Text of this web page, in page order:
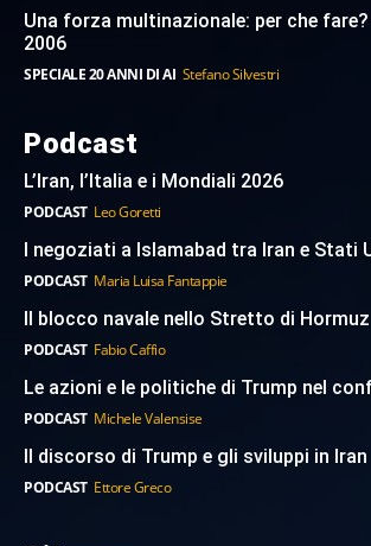
Una forza multinazionale: per che
2006
SPECIALE 20 ANNI DI AI Stefano Silvestri
Podcast
L’Iran, l’Italia e i Mondiali 2026
PODCAST Leo Goretti
I negoziati a Islamabad tra Iran e Stati
PODCAST Maria Luisa Fantappie
Il blocco navale nello Stretto di Hormuz
PODCAST Fabio Caffio
Le azioni e le politiche di Trump nel
PODCAST Michele Valensise
Il discorso di Trump e gli sviluppi in Iran
PODCAST Ettore Greco